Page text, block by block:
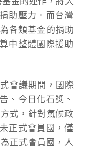
助壓力。 而台灣
各類基金的捐助
中整體國際援助
會議期間，國際
、 今日化石獎、
式， 針對氣候政
正式會員國，僅
正式會員國， 人